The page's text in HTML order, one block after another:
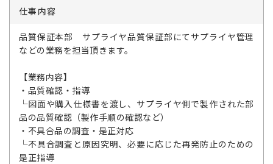
仕事内容
品質保証本部 サプライヤ品質保証部にてサプライヤ管理
などの業務を担当頂きます。
【業務内容】
・品質確認・指導
└図面や購入仕様書を渡し、サプライヤ側で製作された部
品の品質確認（製作手順の確認など）
・不具合品の調査・是正対応
└不具合調査と原因究明、必要に応じた再発防止のための
是正指導